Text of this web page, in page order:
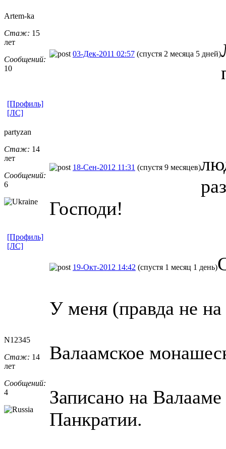
Artem-ka
Стаж: 15
лет
Сообщений:
10
03-Дек-2011 02:57 (спустя 2 месяца 5 дней)
[Профиль]
[ЛС]
partyzan
Стаж: 14
лет
Сообщений:
6
18-Сен-2012 11:31 (спустя 9 месяцев)
Господи!
[Профиль]
[ЛС]
N12345
Стаж: 14
лет
Сообщений:
4
19-Окт-2012 14:42 (спустя 1 месяц 1 день)
У меня (правда не
Валаамское
Записано на
Панкратии.